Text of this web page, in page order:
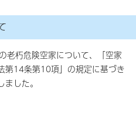
老朽危険空家について、「空家
第14条第10項」の規定に基づき
した。